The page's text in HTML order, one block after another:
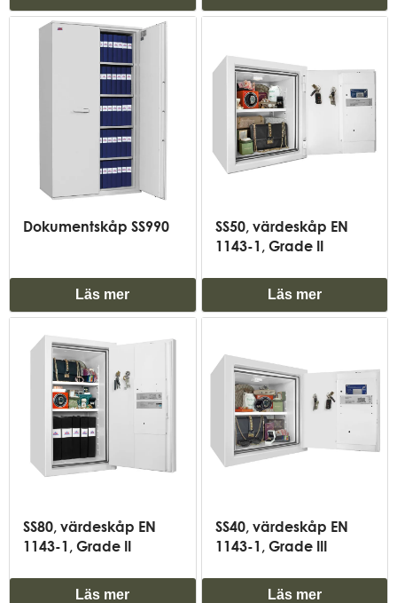
Dokumentskåp SS990
Läs mer
SS50, värdeskåp EN
1143-1, Grade II
Läs mer
SS80, värdeskåp EN
1143-1, Grade II
Läs mer
SS40, värdeskåp EN
1143-1, Grade III
Läs mer